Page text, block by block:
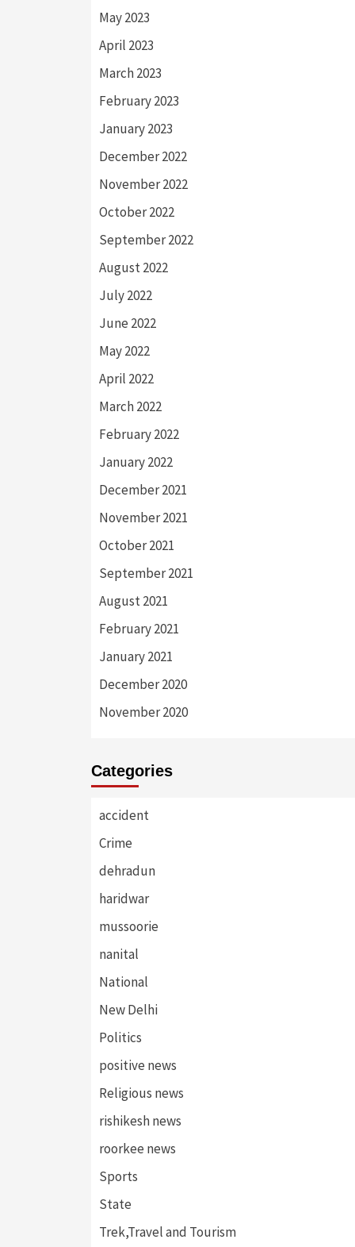
May 2023
April 2023
March 2023
February 2023
January 2023
December 2022
November 2022
October 2022
September 2022
August 2022
July 2022
June 2022
May 2022
April 2022
March 2022
February 2022
January 2022
December 2021
November 2021
October 2021
September 2021
August 2021
February 2021
January 2021
December 2020
November 2020
Categories
accident
Crime
dehradun
haridwar
mussoorie
nanital
National
New Delhi
Politics
positive news
Religious news
rishikesh news
roorkee news
Sports
State
Trek,Travel and Tourism